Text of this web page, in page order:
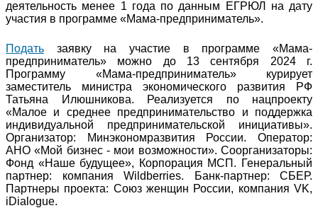
деятельность менее 1 года по данным ЕГРЮЛ на дату
участия в программе «Мама-предприниматель».
Подать заявку на участие в программе «Мама-
предприниматель» можно до 13 сентября 2024 г.
Программу «Мама-предприниматель» курирует
заместитель министра экономического развития РФ
Татьяна Илюшникова. Реализуется по нацпроекту
«Малое и среднее предпринимательство и поддержка
индивидуальной предпринимательской инициативы».
Организатор: Минэкономразвития России. Оператор:
АНО «Мой бизнес - мои возможности». Соорганизаторы:
Фонд «Наше будущее», Корпорация МСП. Генеральный
партнер: компания Wildberries. Банк-партнер: СБЕР.
Партнеры проекта: Союз женщин России, компания VK,
iDialogue.